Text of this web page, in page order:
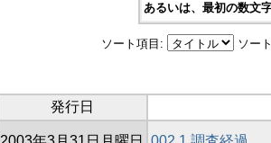
あるいは、最初の数文
ソート項目: ソー
発行日